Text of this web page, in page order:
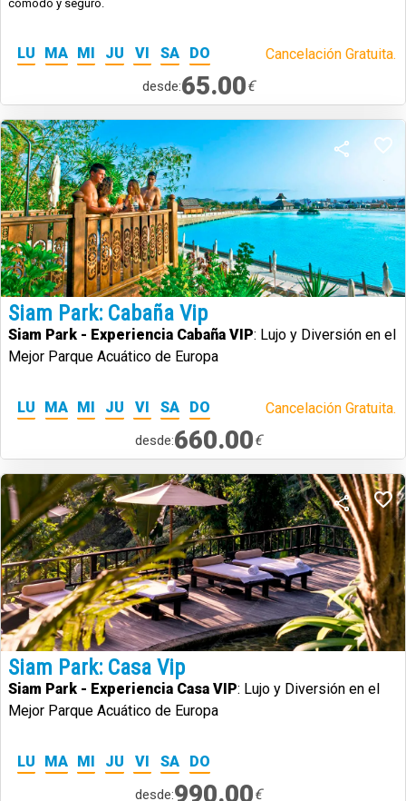
cómodo y seguro.
LU MA MI JU VI SA DO Cancelación Gratuita.
desde:65.00€
Siam Park: Cabaña Vip
Siam Park - Experiencia Cabaña VIP: Lujo y Diversión en el
Mejor Parque Acuático de Europa
LU MA MI JU VI SA DO Cancelación Gratuita.
desde:660.00€
Siam Park: Casa Vip
Siam Park - Experiencia Casa VIP: Lujo y Diversión en el
Mejor Parque Acuático de Europa
LU MA MI JU VI SA DO
desde:990.00€